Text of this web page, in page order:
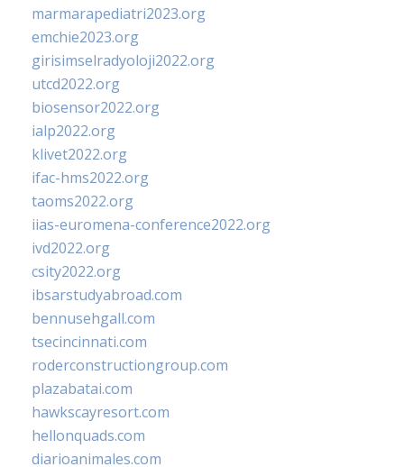
marmarapediatri2023.org
emchie2023.org
girisimselradyoloji2022.org
utcd2022.org
biosensor2022.org
ialp2022.org
klivet2022.org
ifac-hms2022.org
taoms2022.org
iias-euromena-conference2022.org
ivd2022.org
csity2022.org
ibsarstudyabroad.com
bennusehgall.com
tsecincinnati.com
roderconstructiongroup.com
plazabatai.com
hawkscayresort.com
hellonquads.com
diarioanimales.com